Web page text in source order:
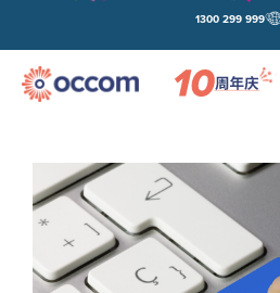
1300 299 999